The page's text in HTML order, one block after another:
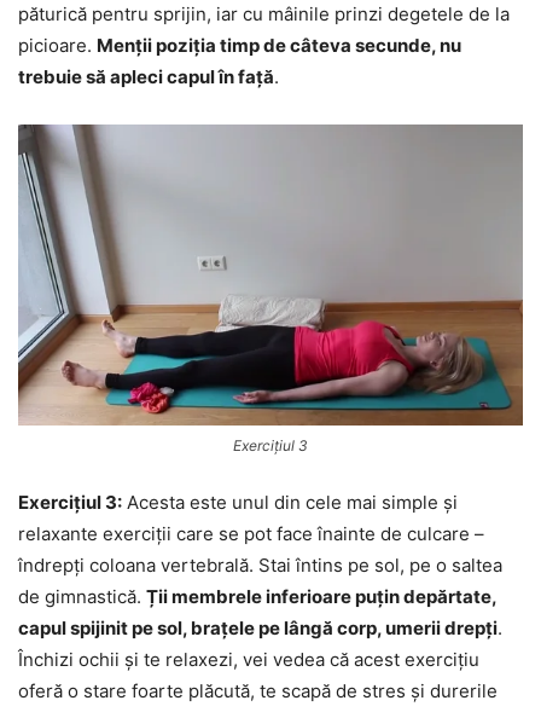
păturică pentru sprijin, iar cu mâinile prinzi degetele de la
picioare. Menții poziția timp de câteva secunde, nu
trebuie să apleci capul în față.
Exercițiul 3
Exercițiul 3: Acesta este unul din cele mai simple și
relaxante exerciții care se pot face înainte de culcare –
îndrepți coloana vertebrală. Stai întins pe sol, pe o saltea
de gimnastică. Ții membrele inferioare puțin depărtate,
capul spijinit pe sol, brațele pe lângă corp, umerii drepți.
Închizi ochii și te relaxezi, vei vedea că acest exercițiu
oferă o stare foarte plăcută, te scapă de stres și durerile